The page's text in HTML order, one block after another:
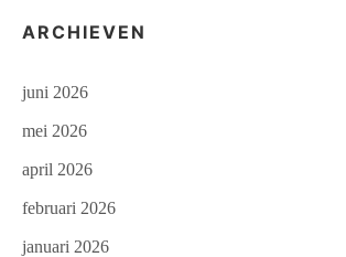
ARCHIEVEN
juni 2026
mei 2026
april 2026
februari 2026
januari 2026